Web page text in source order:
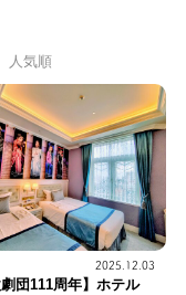
人気順
2025.12.03
劇団111周年】ホテル